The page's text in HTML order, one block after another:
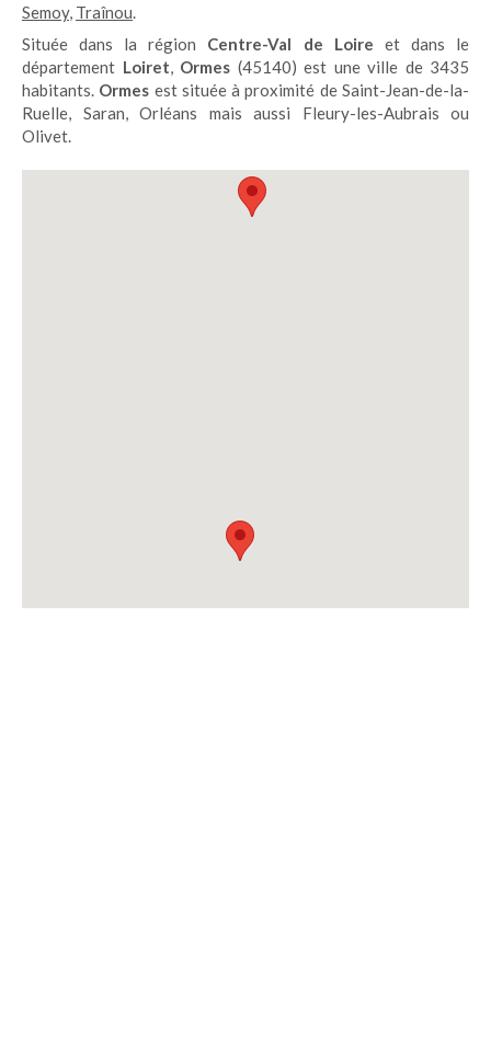
Semoy, Traînou.
Située dans la région Centre-Val de Loire et dans le
département Loiret, Ormes (45140) est une ville de 3435
habitants. Ormes est située à proximité de Saint-Jean-de-la-
Ruelle, Saran, Orléans mais aussi Fleury-les-Aubrais ou
Olivet.